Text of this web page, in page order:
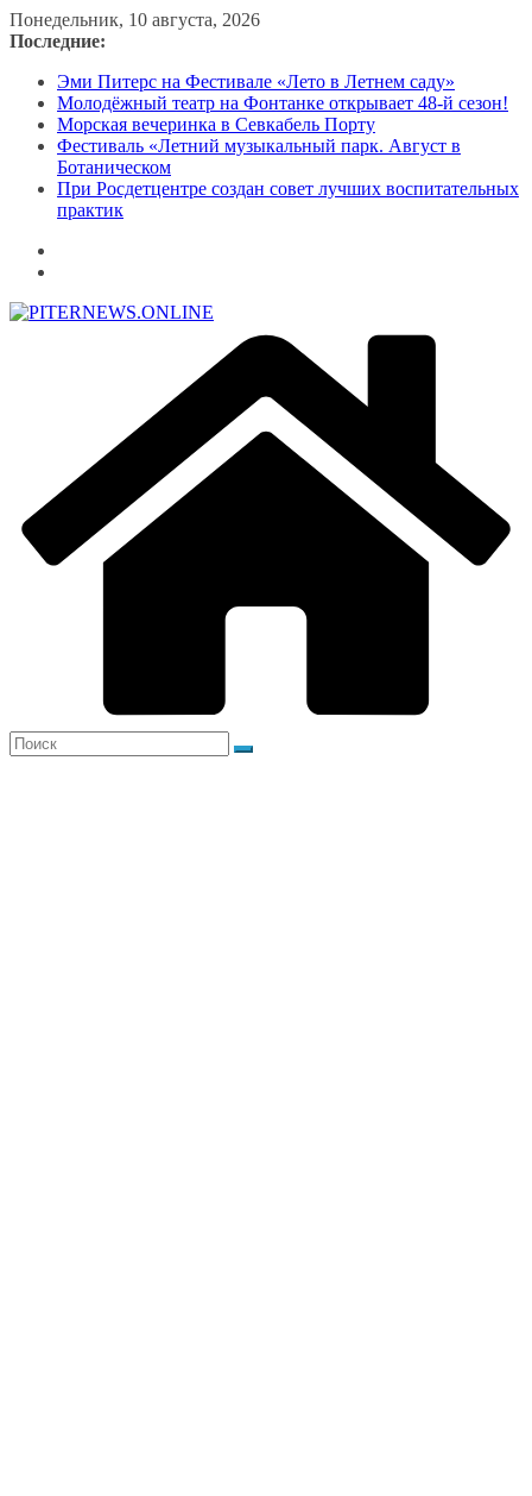
Перейти
к
Понедельник, 10 августа, 2026
Последние:
Эми Питерс на Фестивале «Лето в Летнем саду»
Молодёжный театр на Фонтанке открывает 48-й сезон!
Морская вечеринка в Севкабель Порту
Фестиваль «Летний музыкальный парк. Август в
Ботаническом
При Росдетцентре создан совет лучших воспитательных
практик